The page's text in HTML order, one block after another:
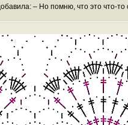
– Но помню, что это что-то